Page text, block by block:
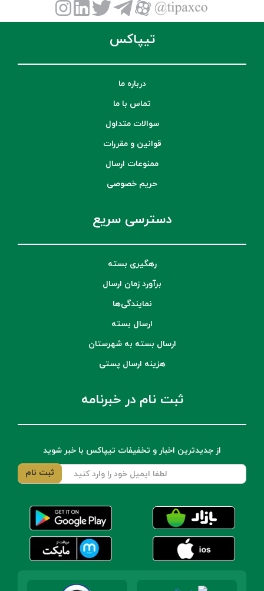
تیپاکس
درباره ما
تماس با ما
سوالات متداول
قوانین و مقررات
ممنوعات ارسال
حریم خصوصی
دسترسی سریع
رهگیری بسته
برآورد زمان ارسال
نمایندگی‌ها
ارسال بسته
ارسال بسته به شهرستان
هزینه ارسال پستی
ثبت نام در خبرنامه
از جدیدترین اخبار و تخفیفات تیپاکس با خبر شوید